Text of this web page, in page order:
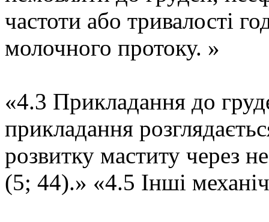
частоти або тривалості
молочного протоку. »
«4.3 Прикладання до
прикладання
розвитку маститу через
(5; 44).» «4.5 Інші